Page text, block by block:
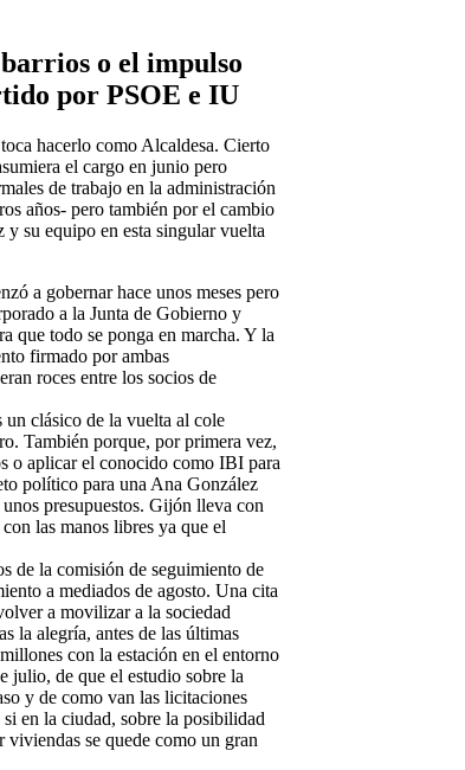
o el impulso
por PSOE e IU
hacerlo como Alcaldesa. Cierto
el cargo en junio pero
de trabajo en la administración
años- pero también por el cambio
y su equipo en esta singular vuelta
a gobernar hace unos meses pero
a la Junta de Gobierno y
que todo se ponga en marcha. Y la
firmado por ambas
roces entre los socios de
un clásico de la vuelta al cole
También porque, por primera vez,
o aplicar el conocido como IBI para
político para una Ana González
presupuestos. Gijón lleva con
las manos libres ya que el
de la comisión de seguimiento de
a mediados de agosto. Una cita
a movilizar a la sociedad
la alegría, antes de las últimas
con la estación en el entorno
julio, de que el estudio sobre la
y de como van las licitaciones
en la ciudad, sobre la posibilidad
se quede como un gran